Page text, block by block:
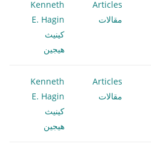
Articles
مقالات
Kenneth
E. Hagin
كينيث
هيجين
Articles
مقالات
Kenneth
E. Hagin
كينيث
هيجين